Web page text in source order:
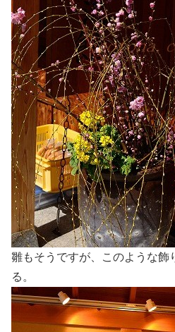
雛もそうですが、このような飾
る。